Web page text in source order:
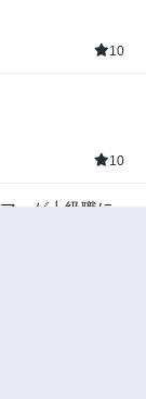
10
10
ーが上級職にな